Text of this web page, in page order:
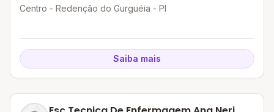
Centro - Redenção do Gurguéia - PI
Saiba mais